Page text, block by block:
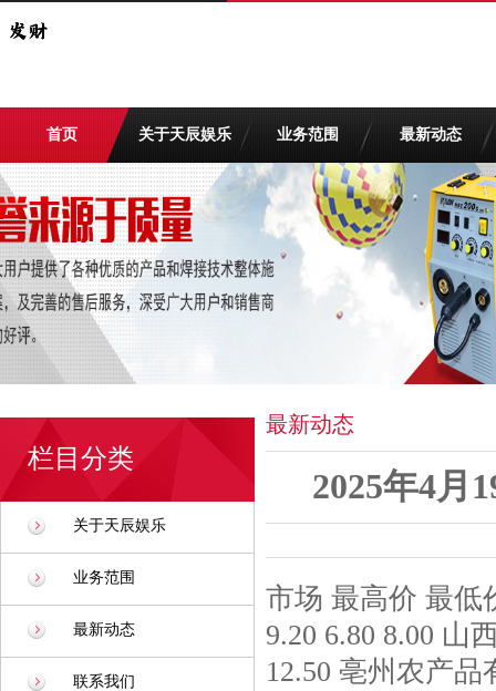
首页 关于天辰娱乐 业务范围 最新动态
栏目分类
关于天辰娱乐
业务范围
最新动态
联系我们
最新动态
2025年4月
市场 最高价 最低
9.20 6.80 8.00 山
12.50 亳州农产